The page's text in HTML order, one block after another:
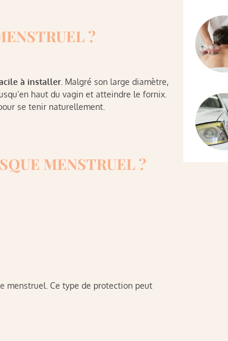
?
à installer. Malgré son large diamètre,
haut du vagin et atteindre le fornix.
se tenir naturellement.
MENSTRUEL ?
menstruel. Ce type de protection peut